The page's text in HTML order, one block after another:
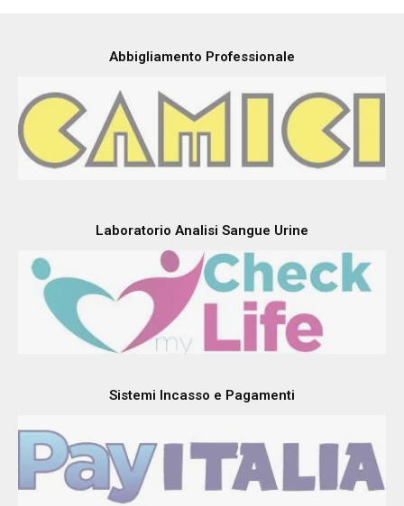
Abbigliamento Professionale
Laboratorio Analisi Sangue Urine
Sistemi Incasso e Pagamenti